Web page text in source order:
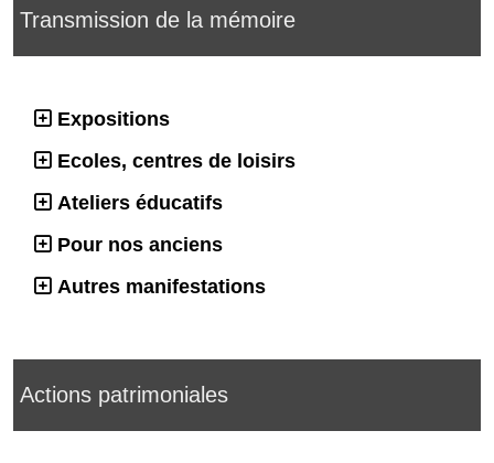
Transmission de la mémoire
Expositions
Ecoles, centres de loisirs
Ateliers éducatifs
Pour nos anciens
Autres manifestations
Actions patrimoniales